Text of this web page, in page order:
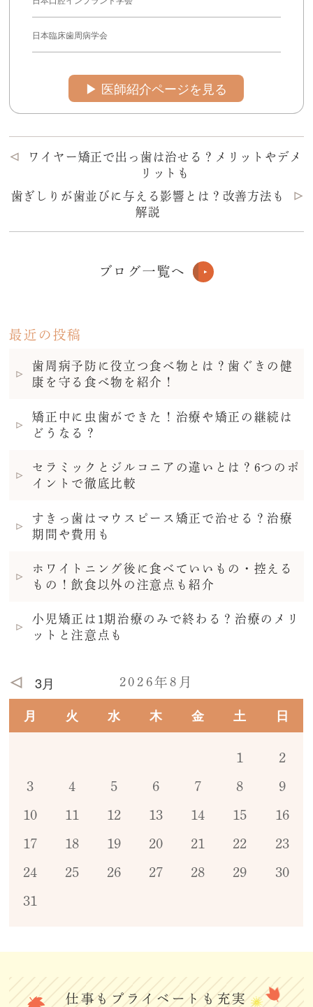
日本臨床歯周病学会
▶︎ 医師紹介ページを見る
ワイヤー矯正で出っ歯は治せる？メリットやデメ
リットも
歯ぎしりが歯並びに与える影響とは？改善方法も
解説
ブログ一覧へ
最近の投稿
歯周病予防に役立つ食べ物とは？歯ぐきの健
康を守る食べ物を紹介！
矯正中に虫歯ができた！治療や矯正の継続は
どうなる？
セラミックとジルコニアの違いとは？6つのポ
イントで徹底比較
すきっ歯はマウスピース矯正で治せる？治療
期間や費用も
ホワイトニング後に食べていいもの・控える
もの！飲食以外の注意点も紹介
小児矯正は1期治療のみで終わる？治療のメリ
ットと注意点も
2026年8月
月 火 水 木 金 土 日
3月
1 2
3 4 5 6 7 8 9
10 11 12 13 14 15 16
17 18 19 20 21 22 23
24 25 26 27 28 29 30
31
仕事もプライベートも充実